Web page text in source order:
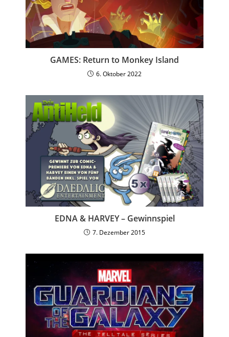
GAMES: Return to Monkey Island
6. Oktober 2022
EDNA & HARVEY – Gewinnspiel
7. Dezember 2015